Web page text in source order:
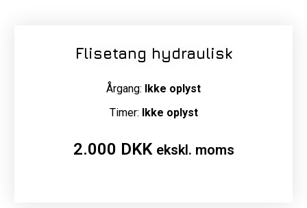
Flisetang hydraulisk
Årgang: Ikke oplyst
Timer: Ikke oplyst
2.000 DKK ekskl. moms